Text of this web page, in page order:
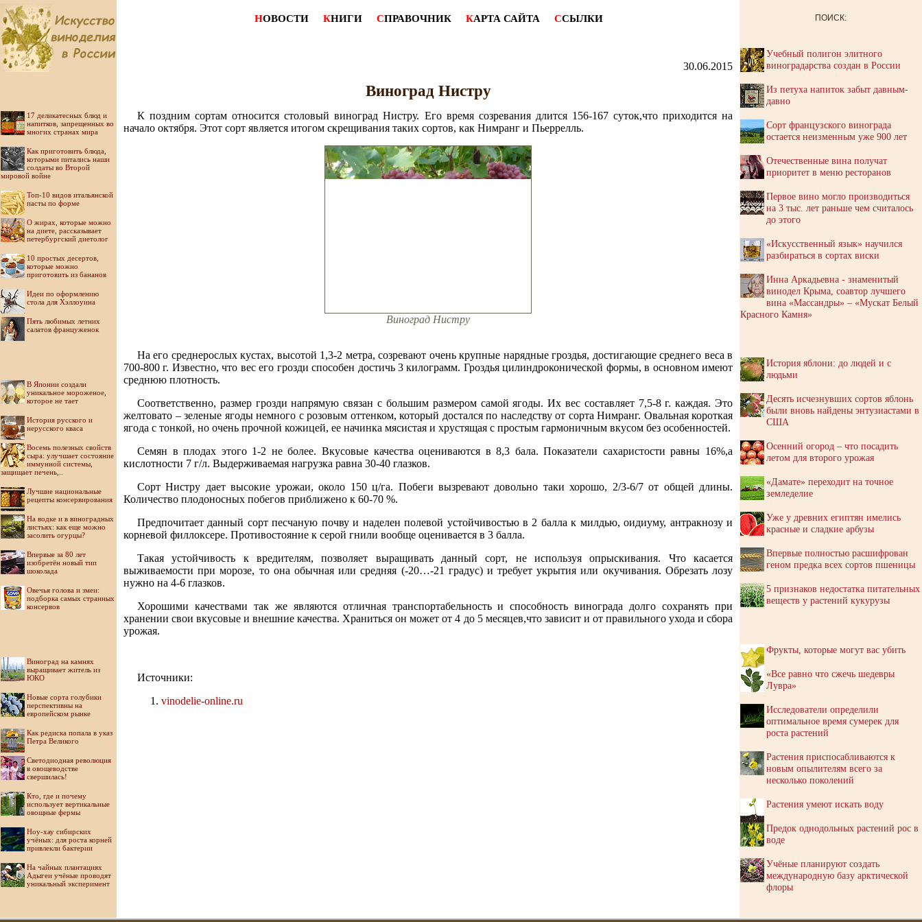
17 деликатесных блюд и
напитков, запрещенных во
многих странах мира
Как приготовить блюда,
которыми питались наши
солдаты во Второй
мировой войне
Топ-10 видов итальянской
пасты по форме
О жирах, которые можно
на диете, рассказывает
петербургский диетолог
10 простых десертов,
которые можно
приготовить из бананов
Идеи по оформлению
стола для Хэллоуина
Пять любимых летних
салатов француженок
В Японии создали
уникальное мороженое,
которое не тает
История русского и
нерусского кваса
Восемь полезных свойств
сыра: улучшает состояние
иммунной системы,
защищает печень,..
Лучшие национальные
рецепты консервирования
На водке и в виноградных
листьях: как еще можно
засолить огурцы?
Впервые за 80 лет
изобретён новый тип
шоколада
Овечья голова и змеи:
подборка самых странных
консервов
Виноград на камнях
выращивает житель из
ЮКО
Новые сорта голубики
перспективны на
европейском рынке
Как редиска попала в указ
Петра Великого
Светодиодная революция
в овощеводстве
свершилась!
Кто, где и почему
использует вертикальные
овощные фермы
Ноу-хау сибирских
учёных: для роста корней
привлекли бактерии
На чайных плантациях
Адыгеи учёные проводят
уникальный эксперимент
НОВОСТИ КНИГИ СПРАВОЧНИК КАРТА САЙТА ССЫЛКИ
30.06.2015
Виноград Нистру
К поздним сортам относится столовый виноград Нистру. Его время созревания длится 156-167 суток,что приходится на
начало октября. Этот сорт является итогом скрещивания таких сортов, как Нимранг и Пьеррелль.
Виноград Нистру
На его среднерослых кустах, высотой 1,3-2 метра, созревают очень крупные нарядные гроздья, достигающие среднего веса в
700-800 г. Известно, что вес его грозди способен достичь 3 килограмм. Гроздья цилиндроконической формы, в основном имеют
среднюю плотность.
Соответственно, размер грозди напрямую связан с большим размером самой ягоды. Их вес составляет 7,5-8 г. каждая. Это
желтовато – зеленые ягоды немного с розовым оттенком, который достался по наследству от сорта Нимранг. Овальная короткая
ягода с тонкой, но очень прочной кожицей, ее начинка мясистая и хрустящая с простым гармоничным вкусом без особенностей.
Семян в плодах этого 1-2 не более. Вкусовые качества оцениваются в 8,3 бала. Показатели сахаристости равны 16%,а
кислотности 7 г/л. Выдерживаемая нагрузка равна 30-40 глазков.
Сорт Нистру дает высокие урожаи, около 150 ц/га. Побеги вызревают довольно таки хорошо, 2/3-6/7 от общей длины.
Количество плодоносных побегов приближено к 60-70 %.
Предпочитает данный сорт песчаную почву и наделен полевой устойчивостью в 2 балла к милдью, оидиуму, антракнозу и
корневой филлоксере. Противостояние к серой гнили вообще оценивается в 3 балла.
Такая устойчивость к вредителям, позволяет выращивать данный сорт, не используя опрыскивания. Что касается
выживаемости при морозе, то она обычная или средняя (-20…-21 градус) и требует укрытия или окучивания. Обрезать лозу
нужно на 4-6 глазков.
Хорошими качествами так же являются отличная транспортабельность и способность винограда долго сохранять при
хранении свои вкусовые и внешние качества. Храниться он может от 4 до 5 месяцев,что зависит и от правильного ухода и сбора
урожая.
Источники:
vinodelie-online.ru
ПОИСК:
Учебный полигон элитного
виноградарства создан в России
Из петуха напиток забыт давным-
давно
Сорт французского винограда
остается неизменным уже 900 лет
Отечественные вина получат
приоритет в меню ресторанов
Первое вино могло производиться
на 3 тыс. лет раньше чем считалось
до этого
«Искусственный язык» научился
разбираться в сортах виски
Инна Аркадьевна - знаменитый
винодел Крыма, соавтор лучшего
вина «Массандры» – «Мускат Белый
Красного Камня»
История яблони: до людей и с
людьми
Десять исчезнувших сортов яблонь
были вновь найдены энтузиастами в
США
Осенний огород – что посадить
летом для второго урожая
«Дамате» переходит на точное
земледелие
Уже у древних египтян имелись
красные и сладкие арбузы
Впервые полностью расшифрован
геном предка всех сортов пшеницы
5 признаков недостатка питательных
веществ у растений кукурузы
Фрукты, которые могут вас убить
«Все равно что сжечь шедевры
Лувра»
Исследователи определили
оптимальное время сумерек для
роста растений
Растения приспосабливаются к
новым опылителям всего за
несколько поколений
Растения умеют искать воду
Предок однодольных растений рос в
воде
Учёные планируют создать
международную базу арктической
флоры